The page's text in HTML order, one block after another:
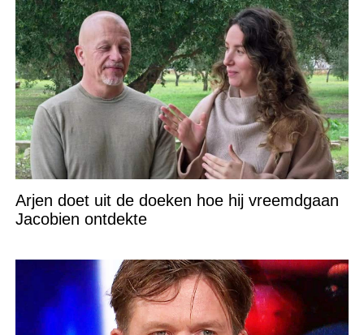
Arjen doet uit de doeken hoe hij vreemdgaan
Jacobien ontdekte